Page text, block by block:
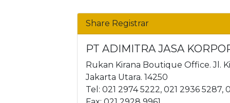
Share Registrar
PT ADIMITRA JASA
Rukan Kirana Boutique Office. Jl.
Jakarta Utara. 14250
Tel: 021 2974 5222, 021 2936 5287,